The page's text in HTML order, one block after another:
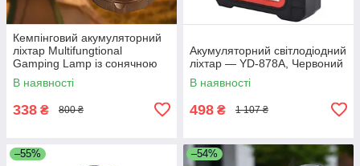
Кемпінговий акумуляторний
ліхтар Multifungtional
Gamping Lamp із сонячною
панеллю VL-G88
В наявності
338 ₴ 800 ₴
Акумуляторний світлодіодний
ліхтар — YD-878А, Червоний
В наявності
498 ₴ 1 107 ₴
–55% –54%